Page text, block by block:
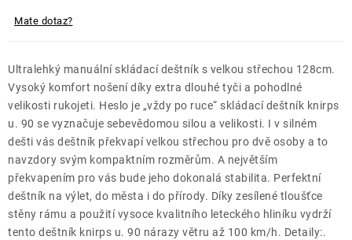
Mate dotaz?
Ultralehký manuální skládací deštník s velkou střechou 128cm.
Vysoký komfort nošení díky extra dlouhé tyči a pohodlné
velikosti rukojeti. Heslo je „vždy po ruce“ skládací deštník knirps
u. 90 se vyznačuje sebevědomou silou a velikosti. I v silném
dešti vás deštník překvapí velkou střechou pro dvě osoby a to
navzdory svým kompaktním rozměrům. A největším
překvapením pro vás bude jeho dokonalá stabilita. Perfektní
deštník na výlet, do města i do přírody. Díky zesílené tloušťce
stěny rámu a použití vysoce kvalitního leteckého hliníku vydrží
tento deštník knirps u. 90 nárazy větru až 100 km/h. Detaily:.